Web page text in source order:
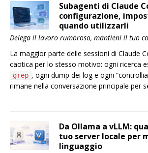
Subagenti di Claude
configurazione,
quando utilizzarli
Delega il lavoro rumoroso, mantieni il tuo
La maggior parte delle sessioni di Claude
caotica per lo stesso motivo: ogni ricerca
grep , ogni dump dei log e ogni
rimane nella conversazione principale per
Da Ollama a vLLM:
tuo server locale per
linguaggio